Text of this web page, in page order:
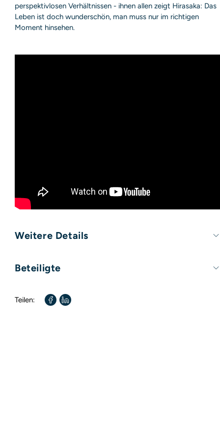
perspektivlosen Verhältnissen - ihnen allen zeigt Hirasaka: Das
Leben ist doch wunderschön, man muss nur im richtigen
Moment hinsehen.
Weitere Details
Beteiligte
Autor / Autorin:
Teilen: